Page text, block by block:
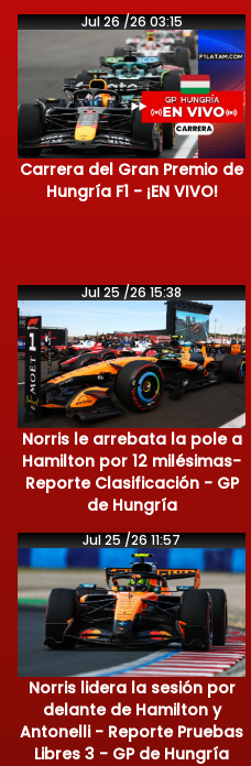
Jul 26 /26 03:15
Carrera del Gran Premio de
Hungría F1 - ¡EN VIVO!
Jul 25 /26 15:38
Norris le arrebata la pole a
Hamilton por 12 milésimas-
Reporte Clasificación - GP
de Hungría
Jul 25 /26 11:57
Norris lidera la sesión por
delante de Hamilton y
Antonelli - Reporte Pruebas
Libres 3 - GP de Hungría